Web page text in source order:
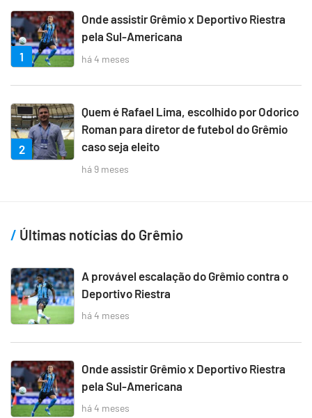
1
Onde assistir Grêmio x Deportivo Riestra
pela Sul-Americana
há 4 meses
2
Quem é Rafael Lima, escolhido por Odorico
Roman para diretor de futebol do Grêmio
caso seja eleito
há 9 meses
Últimas notícias do Grêmio
A provável escalação do Grêmio contra o
Deportivo Riestra
há 4 meses
Onde assistir Grêmio x Deportivo Riestra
pela Sul-Americana
há 4 meses